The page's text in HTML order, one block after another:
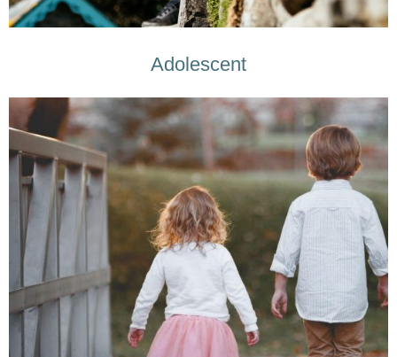
Adolescent